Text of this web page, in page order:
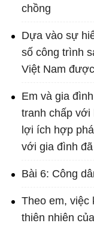
chồng
Dựa vào sự
số công trình
Việt Nam
Em và gia
tranh chấp với
lợi ích hợp
với gia đình
Bài 6: Công
Theo em, việc
thiên nhiên